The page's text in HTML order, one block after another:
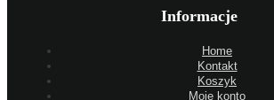
Informacje
Home
Kontakt
Koszyk
Moje konto